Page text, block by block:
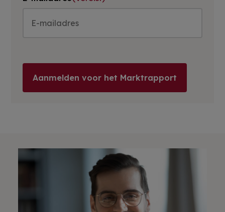
Aanmelden voor het Marktrapport